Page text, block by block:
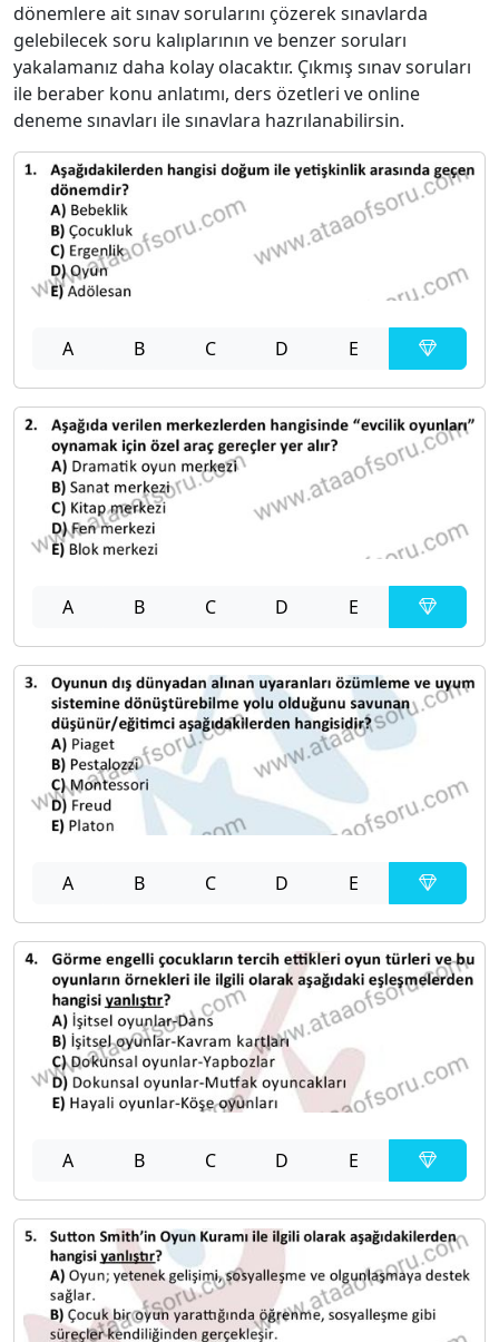
dönemlere ait sınav sorularını çözerek sınavlarda
gelebilecek soru kalıplarının ve benzer soruları
yakalamanız daha kolay olacaktır. Çıkmış sınav soruları
ile beraber konu anlatımı, ders özetleri ve online
deneme sınavları ile sınavlara hazrılanabilirsin.
A B C D E
A B C D E
A B C D E
A B C D E